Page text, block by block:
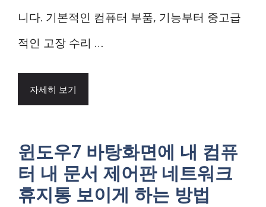
니다. 기본적인 컴퓨터 부품, 기능부터 중고급
적인 고장 수리 …
자세히 보기
윈도우7 바탕화면에 내 컴퓨
터 내 문서 제어판 네트워크
휴지통 보이게 하는 방법